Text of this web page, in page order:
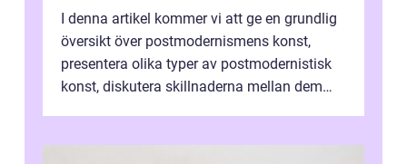
I denna artikel kommer vi att ge en grundlig
översikt över postmodernismens konst,
presentera olika typer av postmodernistisk
konst, diskutera skillnaderna mellan dem